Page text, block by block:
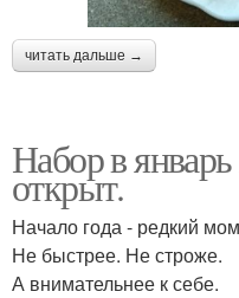
читать дальше →
Набор в
открыт.
Начало года - редкий
Не быстрее. Не строже.
А внимательнее к себе.